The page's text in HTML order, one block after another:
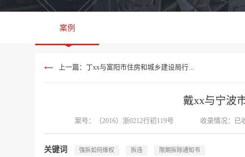
案例
上一篇：丁xx与富阳市住房和城乡建设局行...
戴xx与宁波
案号：​（2016）浙0212行初119号 收录情况：已
关键词 强拆如何维权 拆违 限期拆除通知书